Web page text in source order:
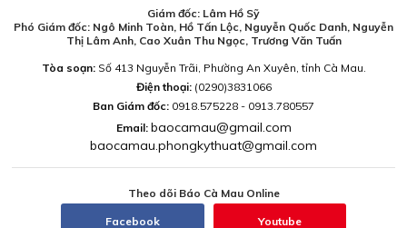
Giám đốc: Lâm Hồ Sỹ
Phó Giám đốc: Ngô Minh Toàn, Hồ Tấn Lộc, Nguyễn Quốc Danh, Nguyễn
Thị Lâm Anh, Cao Xuân Thu Ngọc, Trương Văn Tuấn
Tòa soạn:Số 413 Nguyễn Trãi, Phường An Xuyên, tỉnh Cà Mau.
Điện thoại: (0290)3831066
Ban Giám đốc: 0918.575228 - 0913.780557
Email: baocamau@gmail.com
baocamau.phongkythuat@gmail.com
Theo dõi Báo Cà Mau Online
Facebook Youtube